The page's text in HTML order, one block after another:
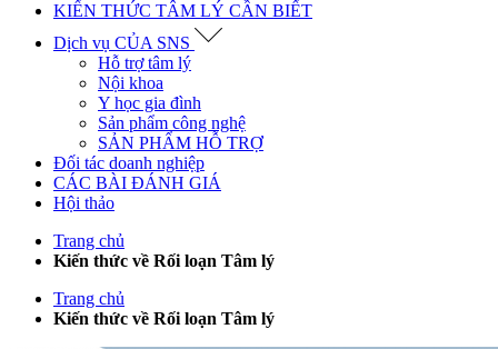
KIẾN THỨC TÂM LÝ CẦN BIẾT
Dịch vụ CỦA SNS
Hỗ trợ tâm lý
Nội khoa
Y học gia đình
Sản phẩm công nghệ
SẢN PHẨM HỖ TRỢ
Đối tác doanh nghiệp
CÁC BÀI ĐÁNH GIÁ
Hội thảo
Trang chủ
Kiến thức về Rối loạn Tâm lý
Trang chủ
Kiến thức về Rối loạn Tâm lý